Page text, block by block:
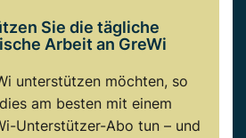
Sie die tägliche
Arbeit an GreWi
unterstützen möchten, so
am besten mit einem
Unterstützer-Abo tun – und